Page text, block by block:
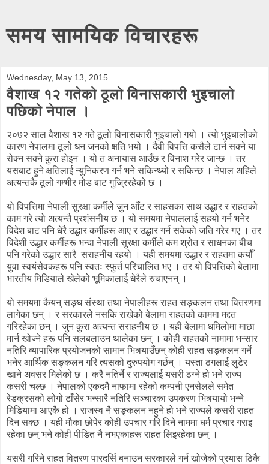
समय सामयिक विचारहरू
Wednesday, May 13, 2015
वैशाख १२ गतेको ठूलो विनासकारी भुइचालो
पछिको नेपाल ।
२०७२ साल वैशाख १२ गते ठूलो विनासकारी भुइचालो गयो । त्यो भुइचालोको
कारण नेपालमा ठूलो धन जनको क्षति भयो । दैवी विपत्ति कसैले टार्न सक्ने या
रोक्न सक्ने कुरा होइन । यो त अनायास आउँछ र विनाश गरेर जान्छ । तर
यसबाट हुने क्षतिलाई न्युनिकरण गर्न भने सकिन्थ्यो र सकिन्छ । नेपाल अहिले
अत्यन्तकै ठूलो गम्भीर मोड बाट गुज्रिरहेको छ ।
यो विपत्तिमा नेपाली सुरक्षा कर्मीले जुन आँट र साहसका साथ उद्धार र राहतको
काम गरे त्यो अत्यन्तै प्रशंसनीय छ । यो समयमा नेपाललाई सहयो गर्न भनेर
विदेश बाट पनि धेरै उद्धार कर्मीहरू आए र उद्धार गर्न सकेको जति गरेर गए । तर
विदेशी उद्धार कर्मीहरू भन्दा नेपाली सुरक्षा कर्मीले कम श्रोत र साधनका बीच
पनि गरेको उद्धार सारै सराहनीय रहयो । यही समयमा उद्धार र राहतमा कयौँ
युवा स्वयंसेवकहरू पनि स्वतः स्फुर्त परिचालित भए । तर यो विपत्तिको बेलामा
भारतीय मिडियाले खेलेको भूमिकालाई धेरैले रुचाएनन् ।
यो समयमा कैयन् सङ्घ संस्था तथा नेपालीहरू राहत सङ्कलन तथा वितरणमा
लागेका छन् । र सरकारले नसकि राखेको बेलामा राहतको काममा मद्दत
गरिरहेका छन् । जुन कुरा अत्यन्त सराहनीय छ । यही बेलामा धमिलोमा माछा
मार्न खोज्ने हरू पनि सलबलाउन थालेका छन् । कोही राहतको नामामा भन्सार
नतिरि व्यापारिक प्रयोजनको सामान भित्र्याउँछन् कोही राहत सङ्कलन गर्ने
भनेर आर्थिक सङ्कलन गरि त्यसको दुरुपयोग गर्छन् । यस्ता ठगलाई लुटेर
खाने अवसर मिलेको छ । करै नतिर्ने र राज्यलाई यसरी ठग्ने हो भने राज्य
कसरी चल्छ । नेपालको एकदमै नाफामा रहेको कम्पनी एनसेलले समेत
रेडक्रसको लोगो टाँसेर भन्सारै नतिरि सञ्चारका उपकरण भित्र्यायो भन्ने
मिडियामा आएकै हो । राजस्व नै सङ्कलन नहुने हो भने राज्यले कसरी राहत
दिन सक्छ । यही मौका छोपेर कोही उपचार गरि दिने नाममा धर्म प्रचार गराइ
रहेका छन् भने कोही पीडित नै नभएकाहरू राहत लिइरहेका छन् ।
यसरी गरिने राहत वितरण पारदर्सि बनाउन सरकारले गर्न खोजेको प्रयास ठिकै